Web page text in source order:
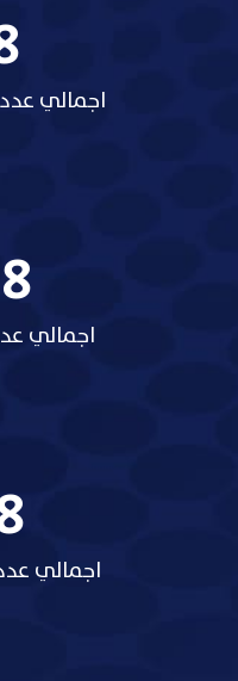
اجمالي
اجمالي
اجمالي